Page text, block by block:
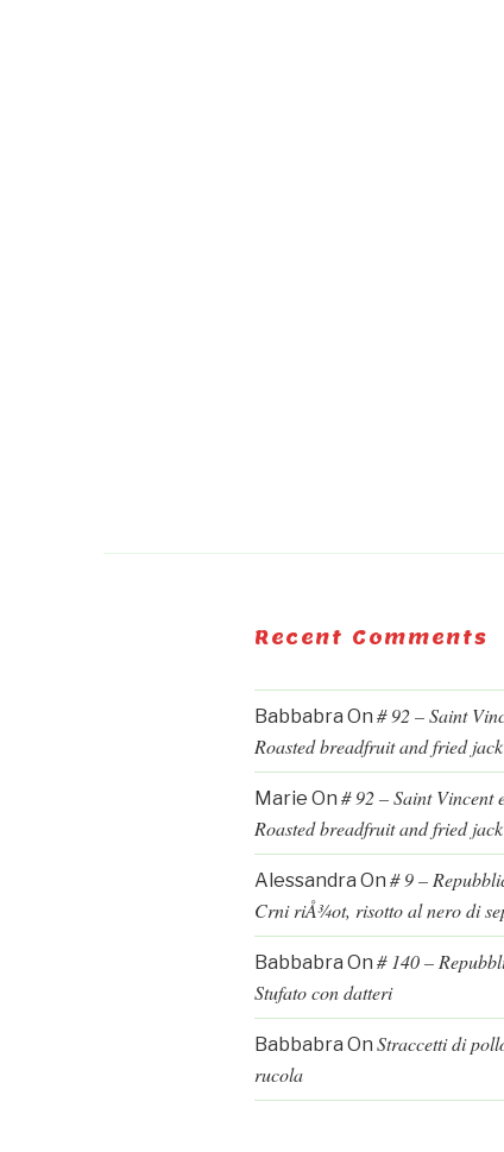
Recent Comments
Babbabra On # 92 – Saint
Roasted breadfruit and fried
Marie On # 92 – Saint Vincent
Roasted breadfruit and fried
Alessandra On # 9 –
Crni riÅ¾ot, risotto al nero di
Babbabra On # 140 –
Stufato con datteri
Babbabra On Straccetti di
rucola